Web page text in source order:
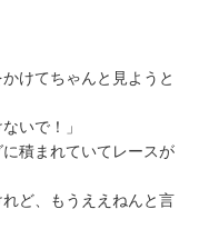
けてちゃんと見ようと
いで！」
積まれていてレースが
れど、もうええねんと言